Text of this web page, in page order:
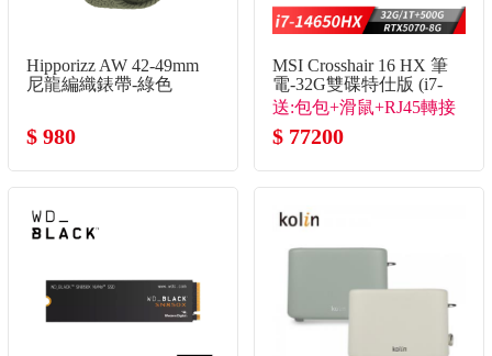
Hipporizz AW 42-49mm
尼龍編織錶帶-綠色
$ 980
MSI Crosshair 16 HX 筆
電-32G雙碟特仕版 (i7-
14650HX/32G/1T+500G/
8G/Win11)
送:包包+滑鼠+RJ45轉接
線+隨行杯
$ 77200